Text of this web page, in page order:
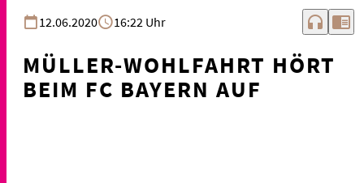
12.06.2020
16:22 Uhr headphones chrome_reader_mode
MÜLLER-WOHLFAHRT HÖRT
BEIM FC BAYERN AUF